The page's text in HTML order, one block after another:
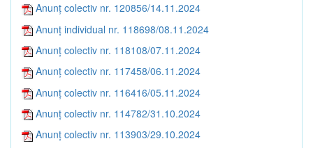
Anunț colectiv nr. 120856/14.11.2024
Anunț individual nr. 118698/08.11.2024
Anunț colectiv nr. 118108/07.11.2024
Anunț colectiv nr. 117458/06.11.2024
Anunț colectiv nr. 116416/05.11.2024
Anunț colectiv nr. 114782/31.10.2024
Anunț colectiv nr. 113903/29.10.2024